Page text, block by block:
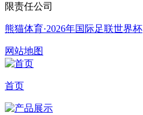
限责任公司
熊猫体育·2026年国际足联世界杯
网站地图
首页